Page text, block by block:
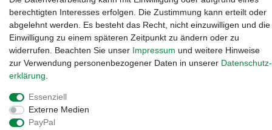
Widerrufs­recht
berechtigten Interesses erfolgen. Die Zustimmung kann erteilt oder
abgelehnt werden. Es besteht das Recht, nicht einzuwilligen und die
Einwilligung zu einem späteren Zeitpunkt zu ändern oder zu
widerrufen. Beachten Sie unser Impressum und weitere Hinweise
zur Verwendung personenbezogener Daten in unserer Daten­schutz­
erklärung
Essenziell
Externe Medien
PayPal